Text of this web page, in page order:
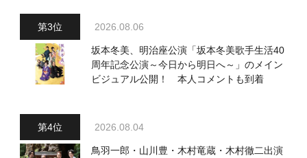
2026.08.06
坂本冬美、明治座公演「坂本冬美歌手生活40
周年記念公演～今日から明日へ～」のメイン
ビジュアル公開！ 本人コメントも到着
2026.08.04
鳥羽一郎・山川豊・木村竜蔵・木村徹二出演